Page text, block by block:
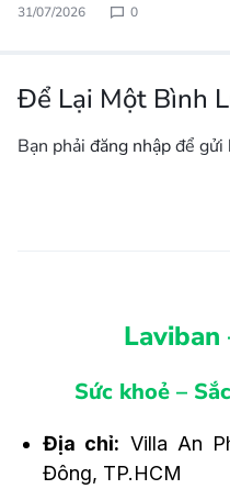
31/07/2026 0
Để Lại Một Bình
Bạn phải đăng nhậpđể gửi
Laviban
Sức khoẻ –
Địa chỉ: Villa An
Đông, TP.HCM